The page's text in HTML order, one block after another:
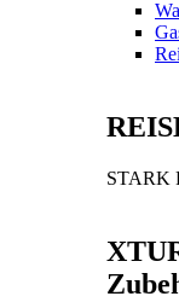
STARK